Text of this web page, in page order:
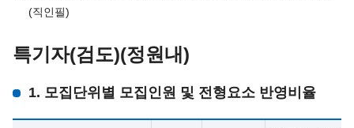
(직인필)
특기자(검도)(정원내)
1. 모집단위별 모집인원 및 전형요소 반영비율